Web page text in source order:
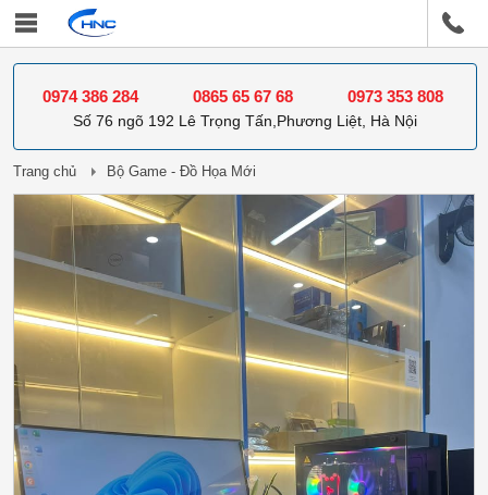
0974 386 284 0865 65 67 68 0973 353 808
Số 76 ngõ 192 Lê Trọng Tấn,Phương Liệt, Hà Nội
Trang chủ Bộ Game - Đồ Họa Mới